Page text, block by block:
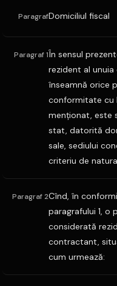
ParagrafDomiciliul fiscal
Paragraf 1În sensul
rezident al
înseamnă orice
conformitate cu
menţionat, este
stat, datorită
sale, sediului
criteriu de
Paragraf 2Cînd, în
paragrafului 1, o
considerată
contractant,
cum urmează: